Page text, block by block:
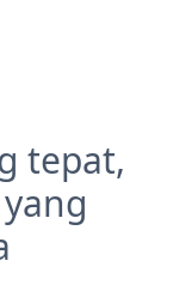
tepat,